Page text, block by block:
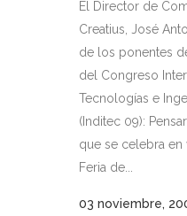
El Director de
Creatius, José
de los ponentes
del Congreso
Tecnologías e
(Inditec 09):
que se celebra en
Feria de...
03 noviembre,